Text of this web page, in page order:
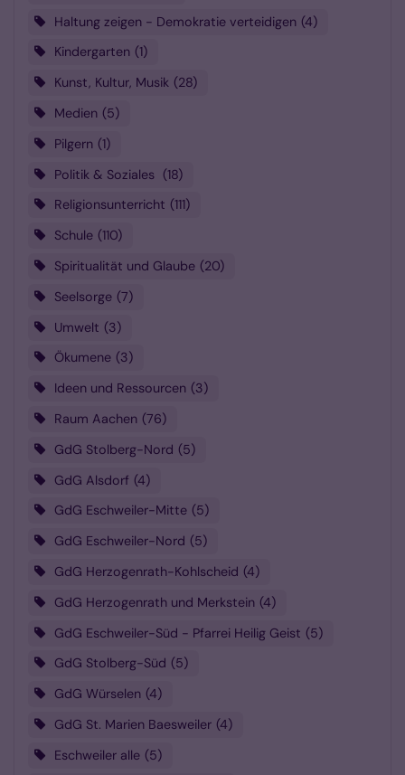
Haltung zeigen - Demokratie verteidigen 4
Kindergarten 1
Kunst, Kultur, Musik 28
Medien 5
Pilgern 1
Politik & Soziales
18
Religionsunterricht
111
Schule 110
Spiritualität und Glaube 20
Seelsorge 7
Umwelt 3
Ökumene
3
Ideen und Ressourcen 3
Raum Aachen 76
GdG Stolberg-Nord 5
GdG Alsdorf 4
GdG Eschweiler-Mitte
5
GdG Eschweiler-Nord 5
GdG Herzogenrath-Kohlscheid 4
GdG Herzogenrath und Merkstein 4
GdG Eschweiler-Süd - Pfarrei Heilig Geist 5
GdG Stolberg-Süd
5
GdG Würselen 4
GdG St. Marien Baesweiler 4
Eschweiler alle 5